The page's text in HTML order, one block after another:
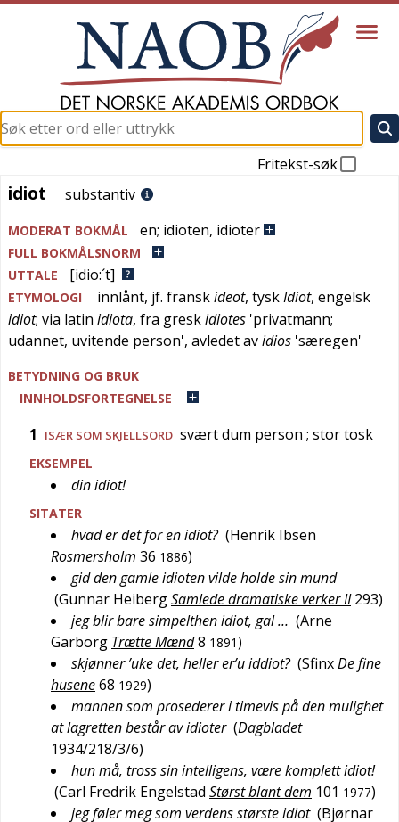
Fritekst-søk
idiot
idiot substantiv
MODERAT BOKMÅL en; idioten, idioter
FULL BOKMÅLSNORM
UTTALE
[idio:´t]
ETYMOLOGI innlånt, jf. franskideot, tyskIdiot, engelsk
idiot; via latin idiota, fra greskidiotes 'privatmann;
udannet, uvitende person', avledet avidios 'særegen'
BETYDNING OG BRUK
INNHOLDSFORTEGNELSE
1 ISÆR SOM SKJELLSORD svært dum person ; stor tosk
EKSEMPEL
din idiot!
SITATER
hvad er det for en idiot? (Henrik Ibsen
Rosmersholm 36 1886)
gid den gamle idioten vilde holde sin mund
(Gunnar HeibergSamlede dramatiske verker II 293)
jeg blir bare simpelthen idiot, gal … (Arne
Garborg Trætte Mænd8 1891)
skjønner ’uke det, heller er’u iddiot? (SfinxDe fine
husene68 1929)
mannen som prosederer i timevis på den mulighet
at lagretten består av idioter (Dagbladet
1934/218/3/6)
hun må, tross sin intelligens, være komplett idiot!
(Carl Fredrik Engelstad Størst blant dem 101 1977)
jeg føler meg som verdens største idiot (Bjørnar